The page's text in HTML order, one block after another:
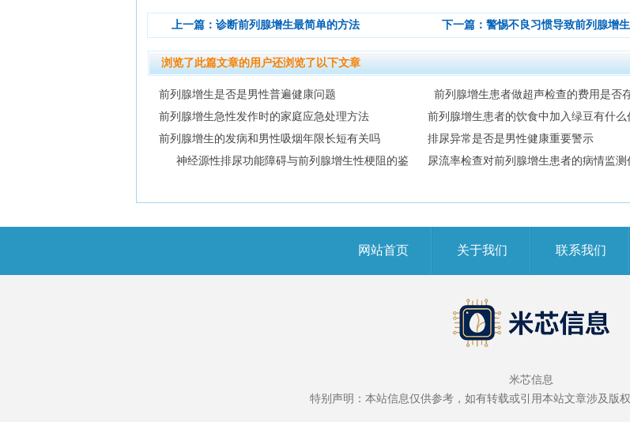
上一篇： 诊断前列腺增生最简单的方法 下一篇： 警惕不良习惯导致前列腺增生
浏览了此篇文章的用户还浏览了以下文章
前列腺增生是否是男性普遍健康问题
前列腺增生患者做超声检查的费用是否
前列腺增生急性发作时的家庭应急处理方法
前列腺增生患者的饮食中加入绿豆有什么
前列腺增生的发病和男性吸烟年限长短有关吗
排尿异常是否是男性健康重要警示
神经源性排尿功能障碍与前列腺增生性梗阻的鉴
尿流率检查对前列腺增生患者的病情监测
网站首页 关于我们 联系我们
米芯信息
特别声明：本站信息仅供参考，如有转载或引用本站文章涉及版